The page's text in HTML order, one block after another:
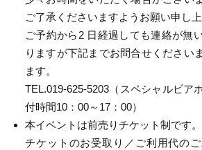
ご了承くださいますようお願い申し上
ご予約から2 日経過しても連絡が無
りますが下記までお問合せください
ます。
TEL.019-625-5203（スペシャルビア
付時間10：00～17：00）
本イベントは前売りチケット制です。
チケットのお受取り／ご利用代の